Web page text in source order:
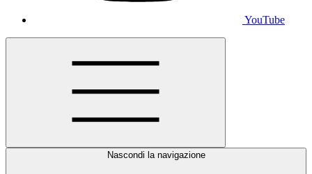
YouTube
Nascondi la navigazione